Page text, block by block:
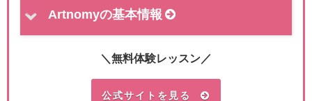
Artnomyの基本情報
＼無料体験レッスン／
公式サイトを見る